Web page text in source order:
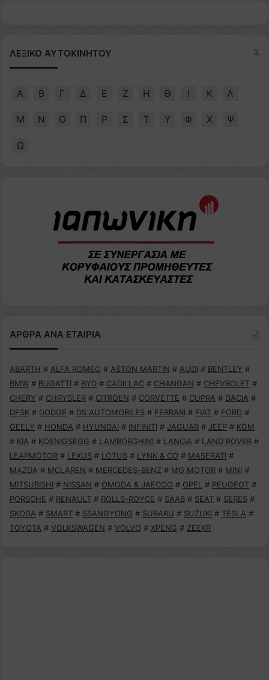
ΛΕΞΙΚΟ ΑΥΤΟΚΙΝΗΤΟΥ
Α Β Γ Δ Ε Ζ Η Θ Ι Κ Λ
Μ Ν Ο Π Ρ Σ Τ Υ Φ Χ Ψ
Ω
ΑΡΘΡΑ ΑΝΑ ΕΤΑΙΡΙΑ
ABARTH # ALFA ROMEO # ASTON MARTIN # AUDI # BENTLEY #
BMW # BUGATTI # BYD # CADILLAC # CHANGAN # CHEVROLET #
CHERY # CHRYSLER # CITROEN # CORVETTE # CUPRA # DACIA #
DFSK # DODGE # DS AUTOMOBILES # FERRARI # FIAT # FORD #
GEELY # HONDA # HYUNDAI # INFINITI # JAGUAR # JEEP # KGM
# KIA # KOENIGSEGG # LAMBORGHINI # LANCIA # LAND ROVER #
LEAPMOTOR # LEXUS # LOTUS # LYNK & CO # MASERATI #
MAZDA # MCLAREN # MERCEDES-BENZ # MG MOTOR # MINI #
MITSUBISHI # NISSAN # OMODA & JAECOO # OPEL # PEUGEOT #
PORSCHE # RENAULT # ROLLS-ROYCE # SAAB # SEAT # SERES #
SKODA # SMART # SSANGYONG # SUBARU # SUZUKI # TESLA #
TOYOTA # VOLKSWAGEN # VOLVO # XPENG # ZEEKR